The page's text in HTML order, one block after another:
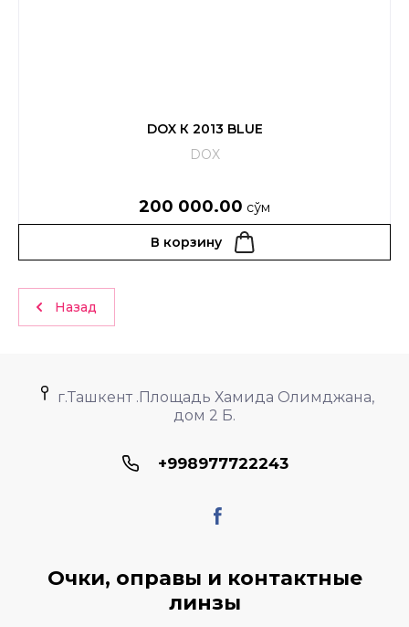
DOX К 2013 BLUE
DOX
200 000.00 сўм
В корзину
Назад
Очки, оправы и контактные
линзы
г.Ташкент .Площадь Хамида Олимджана,
дом 2 Б.
+998977722243